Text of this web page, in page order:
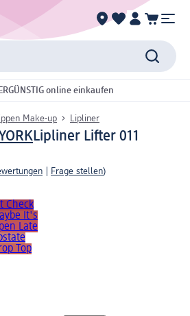
online einkaufen
Make-up Lipliner
Lipliner Lifter 011
Frage stellen)
Check
It's
Late
Top